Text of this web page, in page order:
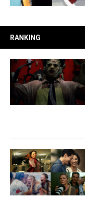
RANKING